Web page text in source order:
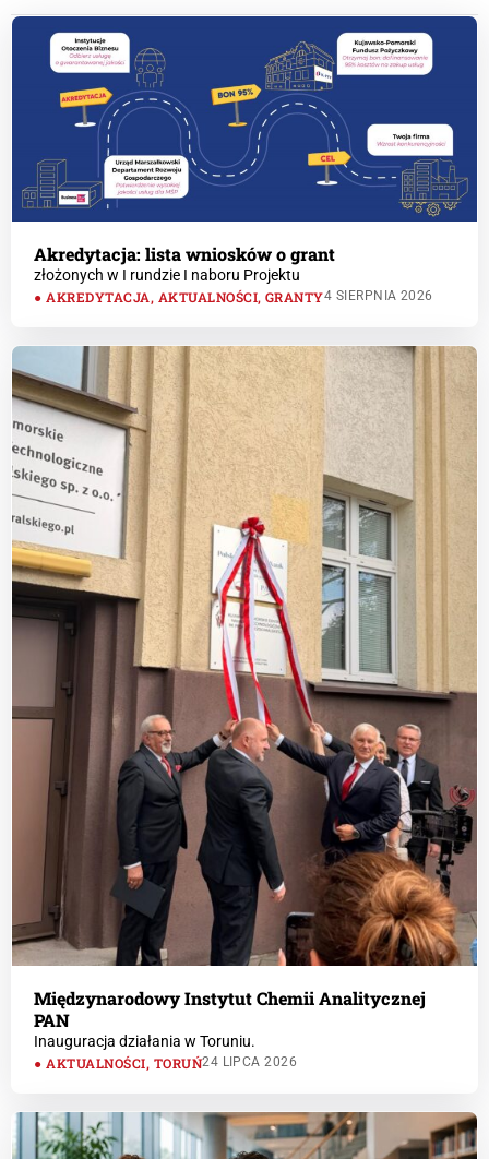
Akredytacja: lista wniosków o grant
złożonych w I rundzie I naboru Projektu
AKREDYTACJA, AKTUALNOŚCI, GRANTY4 SIERPNIA 2026
Międzynarodowy Instytut Chemii Analitycznej
PAN
Inauguracja działania w Toruniu.
AKTUALNOŚCI, TORUŃ24 LIPCA 2026